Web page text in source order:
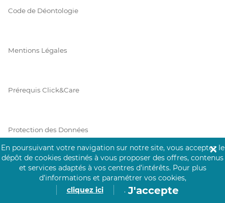
Code de Déontologie
Mentions Légales
Prérequis Click&Care
Protection des Données
Vie Privée
En poursuivant votre navigation sur notre site, vous acceptez le
dépôt de cookies destinés à vous proposer des offres, contenus
et services adaptés à vos centres d’intérêts. Pour plus
d’informations et paramétrer vos cookies,
cliquez ici
. J'accepte
✕